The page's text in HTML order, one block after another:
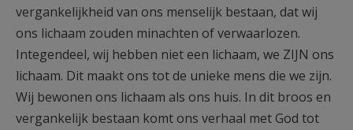
vergankelijkheid van ons menselijk bestaan, dat wij
ons lichaam zouden minachten of verwaarlozen.
Integendeel, wij hebben niet een lichaam, we ZIJN ons
lichaam. Dit maakt ons tot de unieke mens die we zijn.
Wij bewonen ons lichaam als ons huis. In dit broos en
vergankelijk bestaan komt ons verhaal met God tot